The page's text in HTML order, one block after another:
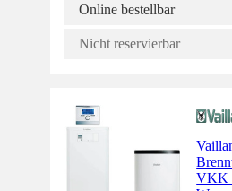
Online bestellbar
Nicht reservierbar
VKK